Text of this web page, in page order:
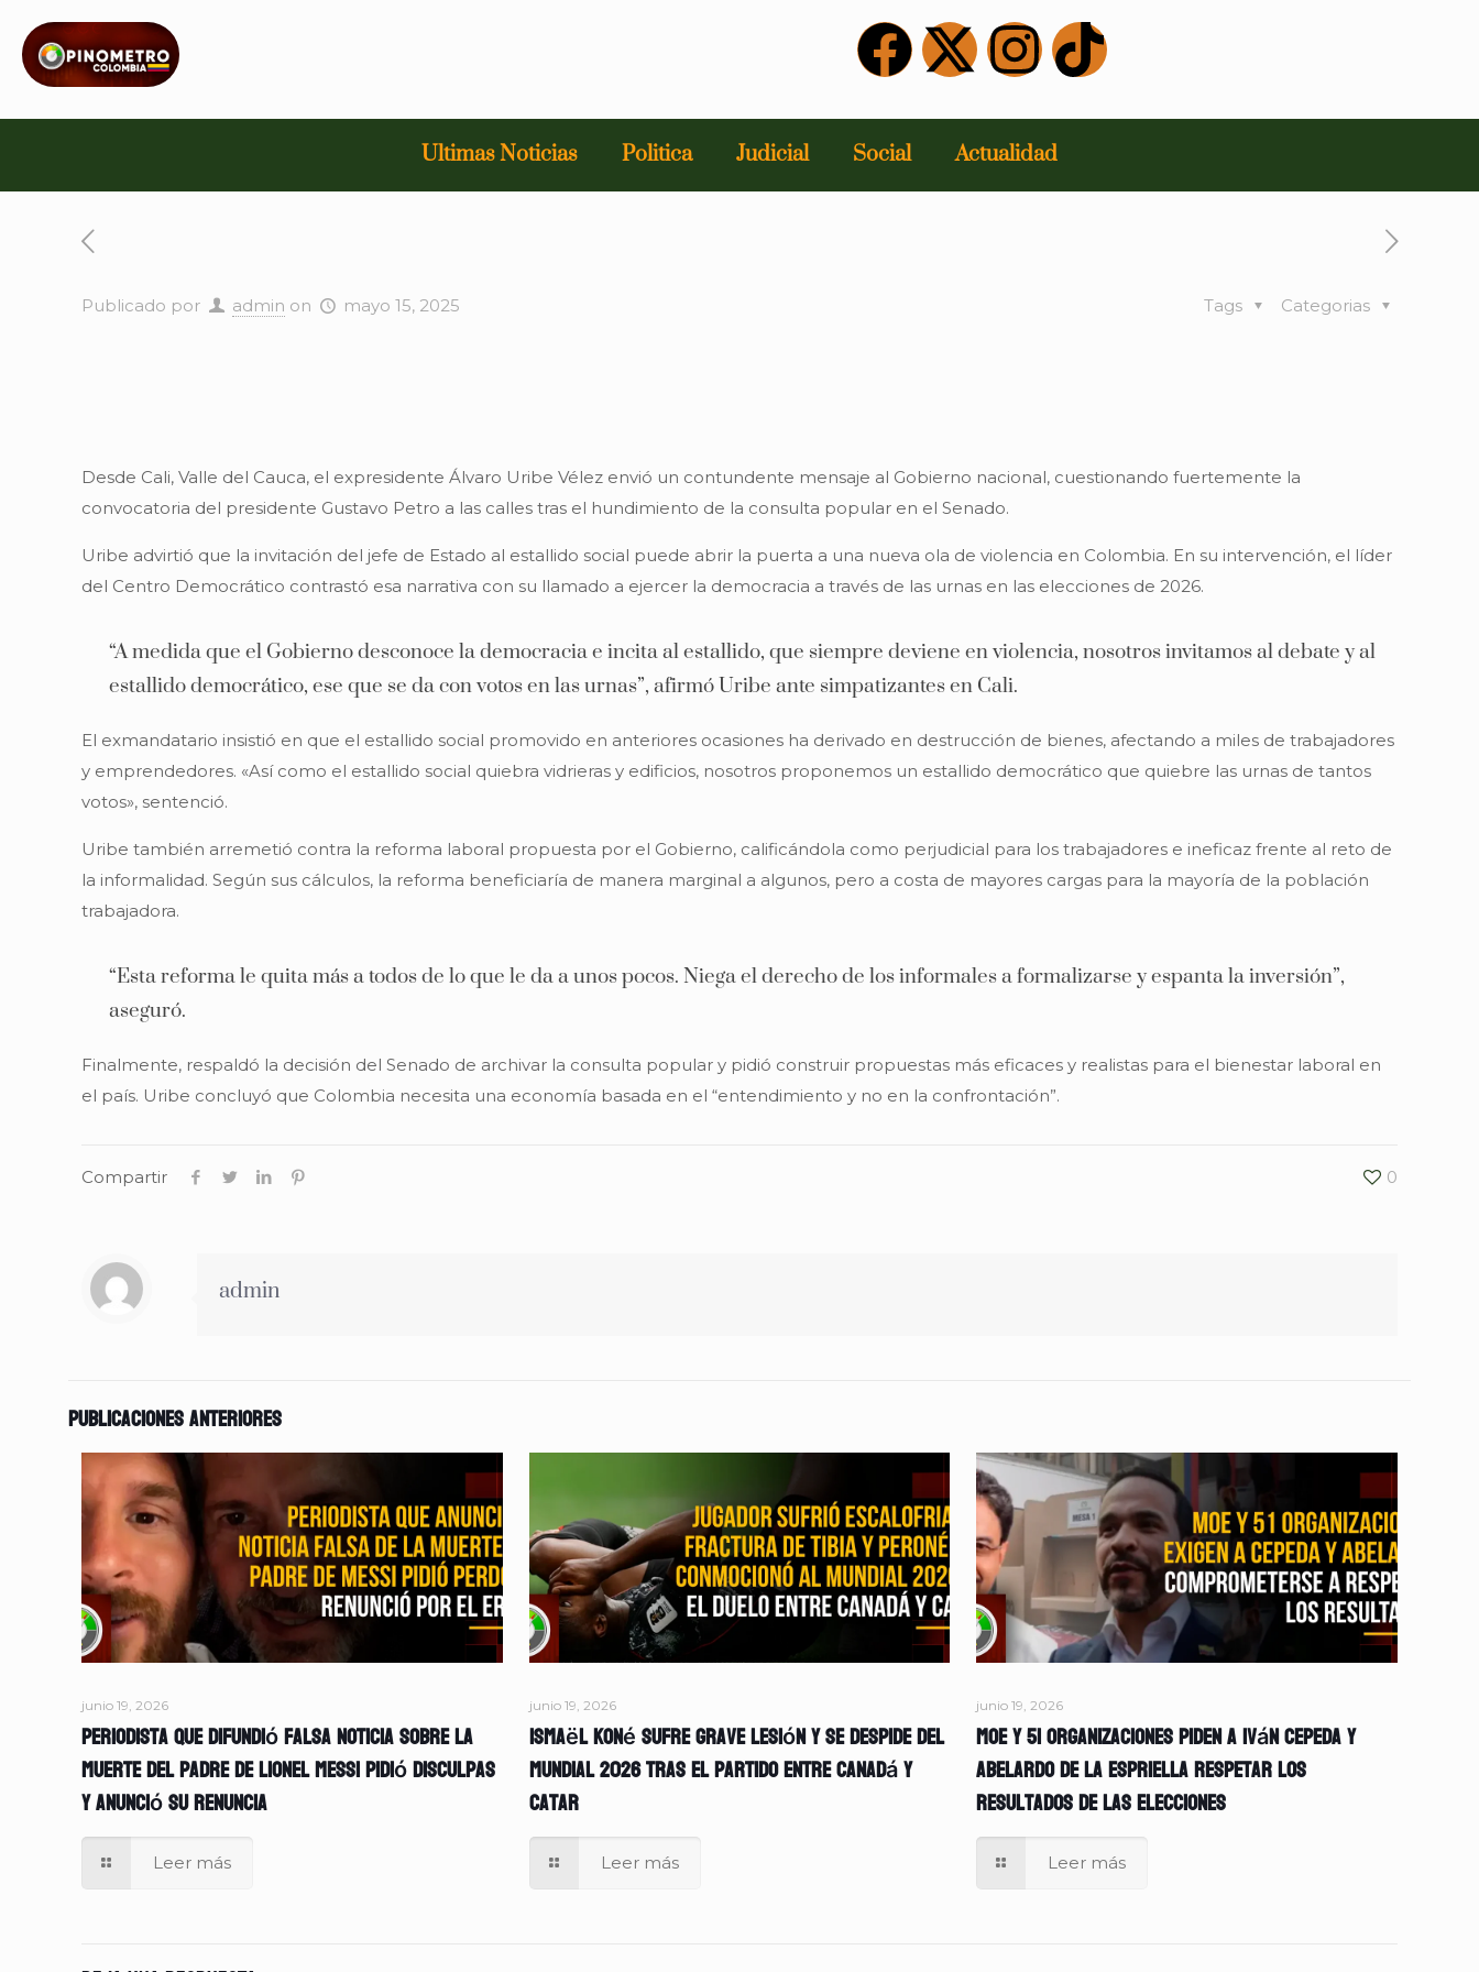
Ultimas Noticias Politica Judicial Social Actualidad
Publicado por admin on mayo 15, 2025 Categorias
Tags
Desde Cali, Valle del Cauca, el expresidente Álvaro Uribe Vélez envió un contundente mensaje al Gobierno nacional, cuestionando fuertemente la
convocatoria del presidente Gustavo Petro a las calles tras el hundimiento de la consulta popular en el Senado.
Uribe advirtió que la invitación del jefe de Estado al estallido social puede abrir la puerta a una nueva ola de violencia en Colombia. En su intervención, el líder
del Centro Democrático contrastó esa narrativa con su llamado a ejercer la democracia a través de las urnas en las elecciones de 2026.
“A medida que el Gobierno desconoce la democracia e incita al estallido, que siempre deviene en violencia, nosotros invitamos al debate y al
estallido democrático, ese que se da con votos en las urnas”, afirmó Uribe ante simpatizantes en Cali.
El exmandatario insistió en que el estallido social promovido en anteriores ocasiones ha derivado en destrucción de bienes, afectando a miles de trabajadores
y emprendedores. «Así como el estallido social quiebra vidrieras y edificios, nosotros proponemos un estallido democrático que quiebre las urnas de tantos
votos», sentenció.
Uribe también arremetió contra la reforma laboral propuesta por el Gobierno, calificándola como perjudicial para los trabajadores e ineficaz frente al reto de
la informalidad. Según sus cálculos, la reforma beneficiaría de manera marginal a algunos, pero a costa de mayores cargas para la mayoría de la población
trabajadora.
“Esta reforma le quita más a todos de lo que le da a unos pocos. Niega el derecho de los informales a formalizarse y espanta la inversión”,
aseguró.
Finalmente, respaldó la decisión del Senado de archivar la consulta popular y pidió construir propuestas más eficaces y realistas para el bienestar laboral en
el país. Uribe concluyó que Colombia necesita una economía basada en el “entendimiento y no en la confrontación”.
Compartir 0
admin
Publicaciones anteriores
junio 19, 2026
Periodista que difundió falsa noticia sobre la
muerte del padre de Lionel Messi pidió disculpas
y anunció su renuncia
Leer más
junio 19, 2026
Ismaël Koné sufre grave lesión y se despide del
Mundial 2026 tras el partido entre Canadá y
Catar
Leer más
junio 19, 2026
MOE y 51 organizaciones piden a Iván Cepeda y
Abelardo de la Espriella respetar los
resultados de las elecciones
Leer más